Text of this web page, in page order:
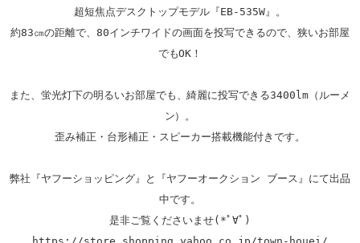
超短焦点デスクトップモデル『EB-535W』。
約83㎝の距離で、80インチワイドの画面を投写できるので、狭いお部屋
でもOK！
また、蛍光灯下の明るいお部屋でも、綺麗に投写できる3400lm（ルーメ
ン）。
歪み補正・台形補正・スピーカー搭載機能付きです。
弊社『ヤフーショッピング』と『ヤフーオークション ブース』にて出品
中です。